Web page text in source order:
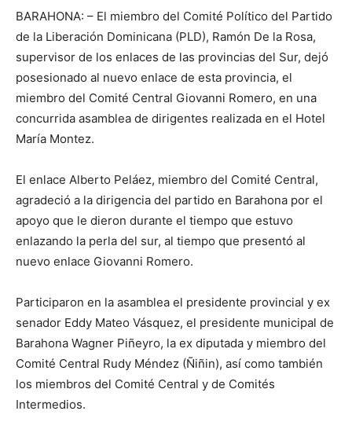
BARAHONA: – El miembro del Comité Político del Partido
de la Liberación Dominicana (PLD), Ramón De la Rosa,
supervisor de los enlaces de las provincias del Sur, dejó
posesionado al nuevo enlace de esta provincia, el
miembro del Comité Central Giovanni Romero, en una
concurrida asamblea de dirigentes realizada en el Hotel
María Montez.
El enlace Alberto Peláez, miembro del Comité Central,
agradeció a la dirigencia del partido en Barahona por el
apoyo que le dieron durante el tiempo que estuvo
enlazando la perla del sur, al tiempo que presentó al
nuevo enlace Giovanni Romero.
Participaron en la asamblea el presidente provincial y ex
senador Eddy Mateo Vásquez, el presidente municipal de
Barahona Wagner Piñeyro, la ex diputada y miembro del
Comité Central Rudy Méndez (Ñiñin), así como también
los miembros del Comité Central y de Comités
Intermedios.